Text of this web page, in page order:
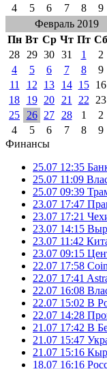
4
5 6 7 8 9
Февраль 2019
Пн Вт Ср Чт Пт Сб
28
29 30 31 1 2
4
5 6 7 8 9
11
12 13 14 15 16
18
19 20 21 22 23
25
26 27 28 1 2
4
5 6 7 8 9
Финансы
25.07 12:35
25.07 11:09
25.07 09:39
23.07 17:47
23.07 17:21
23.07 14:15
23.07 11:42
23.07 09:15
22.07 17:58
22.07 17:41
22.07 16:08
22.07 15:02 В
22.07 14:28
21.07 17:42 В
21.07 15:47
21.07 15:16
18.07 16:16